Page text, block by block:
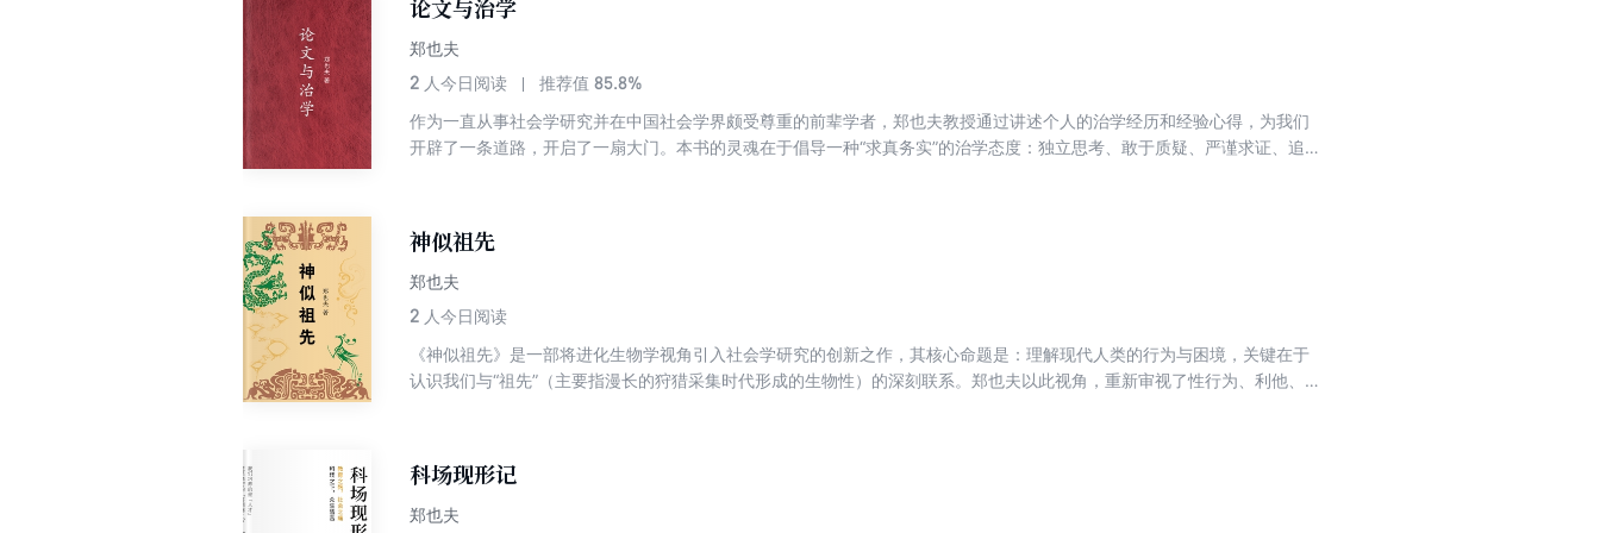
论文与治学
郑也夫
2 人今日阅读 推荐值 85.8%
作为一直从事社会学研究并在中国社会学界颇受尊重的前辈学者，郑也夫教授通过讲述个人的治学经历和经验心得，为我们
开辟了一条道路，开启了一扇大门。本书的灵魂在于倡导一种“求真务实”的治学态度：独立思考、敢于质疑、严谨求证、追
神似祖先
郑也夫
2 人今日阅读
《神似祖先》是一部将进化生物学视角引入社会学研究的创新之作，其核心命题是：理解现代人类的行为与困境，关键在于
认识我们与“祖先”（主要指漫长的狩猎采集时代形成的生物性）的深刻联系。郑也夫以此视角，重新审视了性行为、利他、
科场现形记
郑也夫